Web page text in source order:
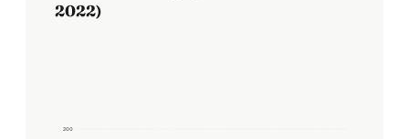
2022)
200
200